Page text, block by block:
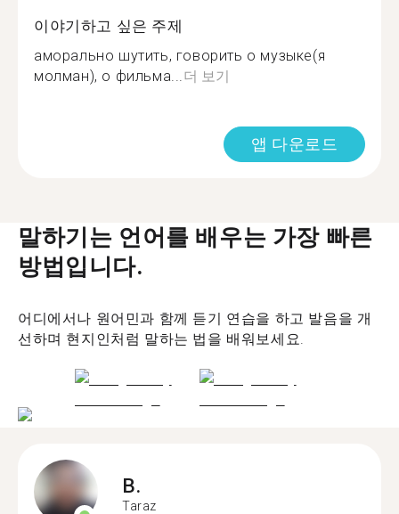
이야기하고 싶은 주제
аморально шутить, говорить о музыке(я
молман), о фильма... 더 보기
앱 다운로드
말하기는 언어를 배우는 가장 빠른
방법입니다.
어디에서나 원어민과 함께 듣기 연습을 하고 발음을 개
선하며 현지인처럼 말하는 법을 배워보세요.
B.
Taraz